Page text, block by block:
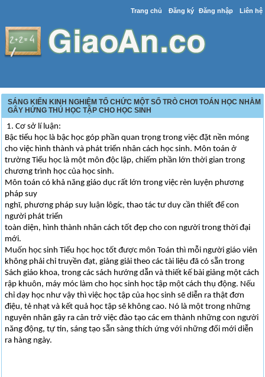
Trang chủ Đăng ký Đăng nhập Liên hệ
SÁNG KIẾN KINH NGHIỆM TỔ CHỨC MỘT SỐ TRÒ CHƠI TOÁN HỌC NHẰM
GÂY HỨNG THÚ HỌC TẬP CHO HỌC SINH
1. Cơ sở lí luận:
Bậc tiểu học là bậc học góp phần quan trọng trong việc đặt nền móng
cho việc hình thành và phát triển nhân cách học sinh. Môn toán ở
trường Tiểu học là một môn độc lập, chiếm phần lớn thời gian trong
chương trình học của học sinh.
Môn toán có khả năng giáo dục rất lớn trong việc rèn luyện phương
pháp suy
nghĩ, phương pháp suy luận lôgíc, thao tác tư duy cần thiết để con
người phát triển
toàn diện, hình thành nhân cách tốt đẹp cho con người trong thời đại
mới.
Muốn học sinh Tiểu học học tốt được môn Toán thì mỗi người giáo viên
không phải chỉ truyền đạt, giảng giải theo các tài liệu đã có sẵn trong
Sách giáo khoa, trong các sách hướng dẫn và thiết kế bài giảng một cách
rập khuôn, máy móc làm cho học sinh học tập một cách thụ động. Nếu
chỉ dạy học như vậy thì việc học tập của học sinh sẽ diễn ra thật đơn
điệu, tẻ nhạt và kết quả học tập sẽ không cao. Nó là một trong những
nguyên nhân gây ra cản trở việc đào tạo các em thành những con người
năng động, tự tin, sáng tạo sẵn sàng thích ứng với những đổi mới diễn
ra hàng ngày.